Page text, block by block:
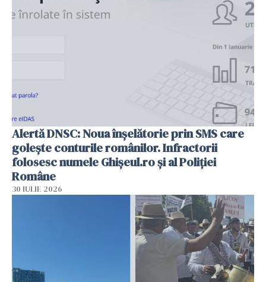
Alertă DNSC: Noua înșelătorie prin SMS care
golește conturile românilor. Infractorii
folosesc numele Ghișeul.ro și al Poliției
Române
30 IULIE 2026